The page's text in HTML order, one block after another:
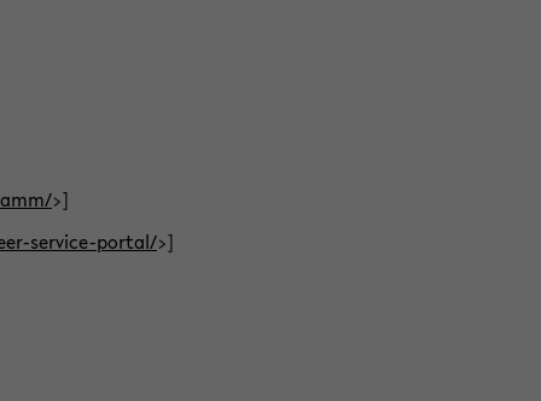
>]
service-portal/>]